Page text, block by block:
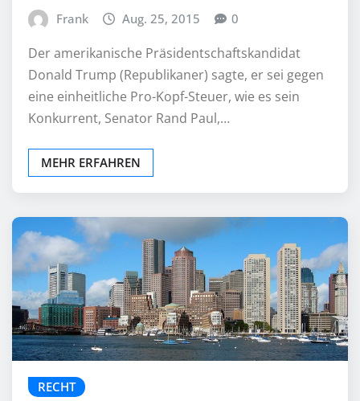
Frank Aug. 25, 2015 0
Der amerikanische Präsidentschaftskandidat
Donald Trump (Republikaner) sagte, er sei gegen
eine einheitliche Pro-Kopf-Steuer, wie es sein
Konkurrent, Senator Rand Paul,…
MEHR ERFAHREN
RECHT